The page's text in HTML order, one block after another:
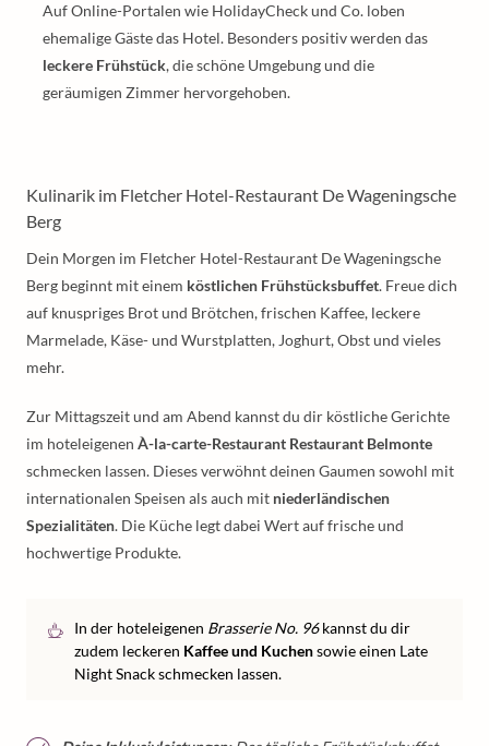
Auf Online-Portalen wie HolidayCheck und Co. loben
ehemalige Gäste das Hotel. Besonders positiv werden das
leckere Frühstück, die schöne Umgebung und die
geräumigen Zimmer hervorgehoben.
Kulinarik im Fletcher Hotel-Restaurant De Wageningsche
Berg
Dein Morgen im Fletcher Hotel-Restaurant De Wageningsche
Berg beginnt mit einem köstlichen Frühstücksbuffet. Freue dich
auf knuspriges Brot und Brötchen, frischen Kaffee, leckere
Marmelade, Käse- und Wurstplatten, Joghurt, Obst und vieles
mehr.
Zur Mittagszeit und am Abend kannst du dir köstliche Gerichte
im hoteleigenen À-la-carte-Restaurant Restaurant Belmonte
schmecken lassen. Dieses verwöhnt deinen Gaumen sowohl mit
internationalen Speisen als auch mit niederländischen
Spezialitäten. Die Küche legt dabei Wert auf frische und
hochwertige Produkte.
In der hoteleigenen Brasserie No. 96kannst du dir
zudem leckeren Kaffee und Kuchensowie einen Late
Night Snack schmecken lassen.